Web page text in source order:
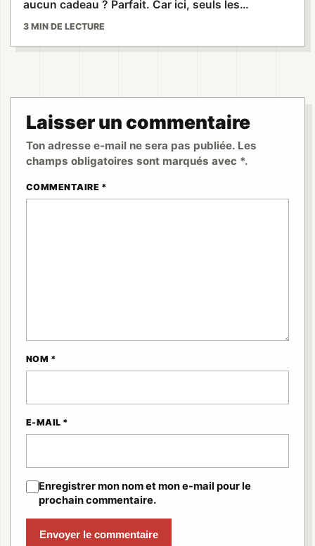
aucun cadeau ? Parfait. Car ici, seuls les…
3 MIN DE LECTURE
Laisser un commentaire
Ton adresse e-mail ne sera pas publiée. Les
champs obligatoires sont marqués avec *.
COMMENTAIRE *
NOM *
E-MAIL *
Enregistrer mon nom et mon e-mail pour le
prochain commentaire.